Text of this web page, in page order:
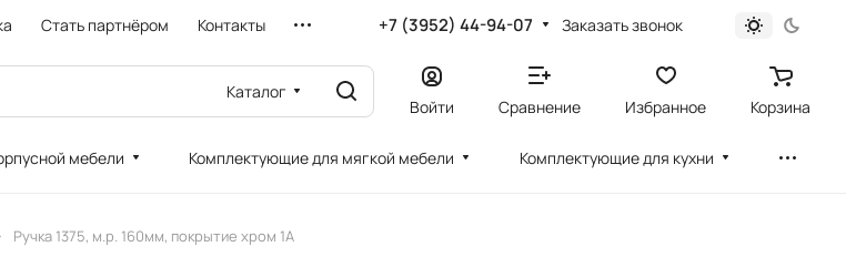
Стать партнёром Контакты +7 (3952) 44-94-07 Заказать звонок
Каталог
Войти Сравнение Избранное Корзина
мебели Комплектующие для мягкой мебели Комплектующие для кухни
Ручка 1375, м.р. 160мм, покрытие хром 1А